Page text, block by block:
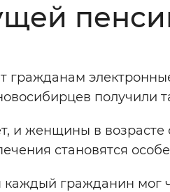
монохромный
Остановить
гражданам
получили
женщины в возрасте
становятся
гражданин мог